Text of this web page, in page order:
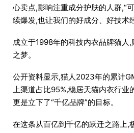
心卖点,影响注重成分护肤的人群,“
续爆发,也让我们的好成分、好技术
成立于1998年的科技内衣品牌猫人
之梦。
公开资料显示,猫人2023年的累计
上渠道占比95%,稳居天猫内衣行业
更是立下了“千亿品牌”的目标。
在这条从百亿到千亿的跃迁之路上,